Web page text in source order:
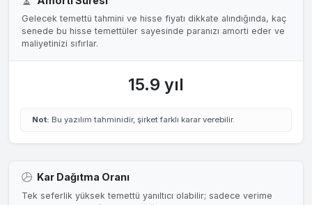
Gelecek temettü tahmini ve hisse fiyatı dikkate alındığında, kaç
senede bu hisse temettüler sayesinde paranızı amorti eder ve
maliyetinizi sıfırlar.
15.9 yıl
Not: Bu yazılım tahminidir, şirket farklı karar verebilir.
Kar Dağıtma Oranı
Tek seferlik yüksek temettü yanıltıcı olabilir; sadece verime